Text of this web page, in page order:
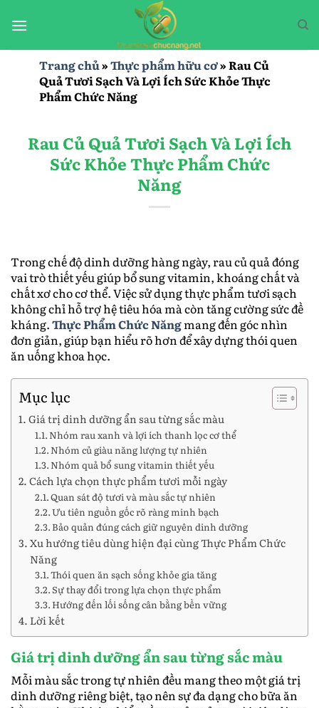
qua
Trang chủ»Thực phẩm hữu cơ»Rau Củ
Quả Tươi Sạch Và Lợi Ích Sức Khỏe Thực
Phẩm Chức Năng
Rau Củ Quả Tươi Sạch Và Lợi Ích
Sức Khỏe Thực Phẩm Chức
Năng
Trong chế độ dinh dưỡng hàng ngày, rau củ quả đóng
vai trò thiết yếu giúp bổ sung vitamin, khoáng chất và
chất xơ cho cơ thể. Việc sử dụng thực phẩm tươi sạch
không chỉ hỗ trợ hệ tiêu hóa mà còn tăng cường sức đề
kháng.Thực Phẩm Chức Năngmang đến góc nhìn
đơn giản, giúp bạn hiểu rõ hơn để xây dựng thói quen
ăn uống khoa học.
Mục lục
Giá trị dinh dưỡng ẩn sau từng sắc màu
Nhóm rau xanh và lợi ích thanh lọc cơ thể
Nhóm củ giàu năng lượng tự nhiên
Nhóm quả bổ sung vitamin thiết yếu
Cách lựa chọn thực phẩm tươi mỗi ngày
Quan sát độ tươi và màu sắc tự nhiên
Ưu tiên nguồn gốc rõ ràng minh bạch
Bảo quản đúng cách giữ nguyên dinh dưỡng
Xu hướng tiêu dùng hiện đại cùng Thực Phẩm Chức
Năng
Thói quen ăn sạch sống khỏe gia tăng
Sự thay đổi trong lựa chọn thực phẩm
Hướng đến lối sống cân bằng bền vững
Lời kết
Giá trị dinh dưỡng ẩn sau từng sắc màu
Mỗi màu sắc trong tự nhiên đều mang theo một giá trị
dinh dưỡng riêng biệt, tạo nên sự đa dạng cho bữa ăn